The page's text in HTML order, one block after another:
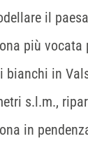
il
più vocata
bianchi in
s.l.m.,
in